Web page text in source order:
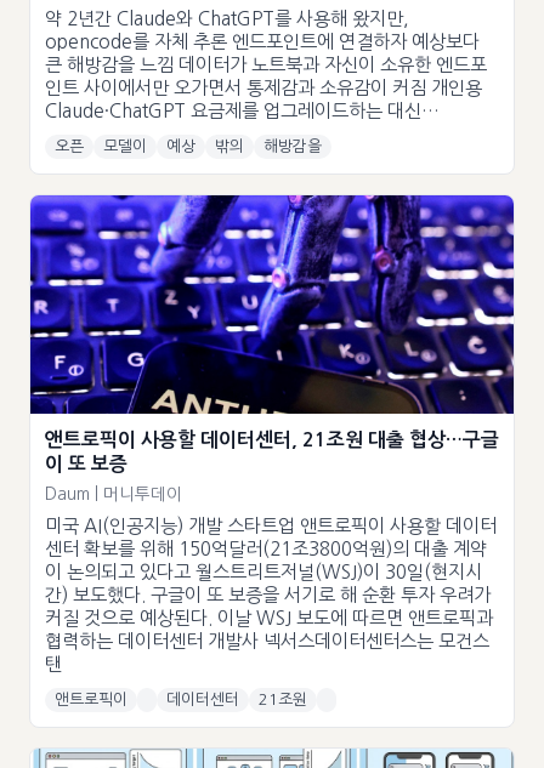
약 2년간 Claude와 ChatGPT를 사용해 왔지만,
opencode를 자체 추론 엔드포인트에 연결하자 예상보다
큰 해방감을 느낌 데이터가 노트북과 자신이 소유한 엔드포
인트 사이에서만 오가면서 통제감과 소유감이 커짐 개인용
Claude·ChatGPT 요금제를 업그레이드하는 대신…
오픈 모델이 예상 밖의 해방감을
앤트로픽이 사용할 데이터센터, 21조원 대출 협상…구글
이 또 보증
Daum | 머니투데이
미국 AI(인공지능) 개발 스타트업 앤트로픽이 사용할 데이터
센터 확보를 위해 150억달러(21조3800억원)의 대출 계약
이 논의되고 있다고 월스트리트저널(WSJ)이 30일(현지시
간) 보도했다. 구글이 또 보증을 서기로 해 순환 투자 우려가
커질 것으로 예상된다. 이날 WSJ 보도에 따르면 앤트로픽과
협력하는 데이터센터 개발사 넥서스데이터센터스는 모건스
탠
앤트로픽이 데이터센터 21조원